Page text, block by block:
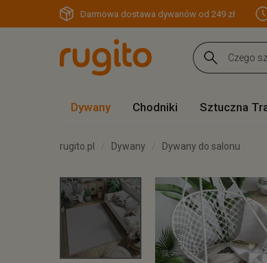
Darmowa dostawa dywanów od 249 zł
Dywany Chodniki Sztuczna
rugito.pl Dywany Dywany do salonu